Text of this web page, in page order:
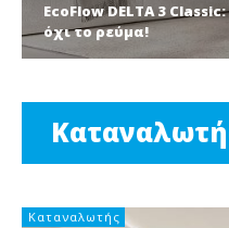
EcoFlow DELTA 3
όχι το ρεύμα!
Καταναλωτής